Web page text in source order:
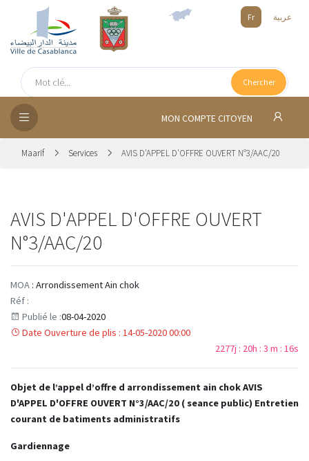
MÉDIA
Fr عربية
Chercher
MON COMPTE CITOYEN
Maarif Services AVIS D'APPEL D'OFFRE OUVERT N°3/AAC/20
AVIS D'APPEL D'OFFRE OUVERT
N°3/AAC/20
MOA : Arrondissement Ain chok
Réf :
Publié le :08-04-2020
Date Ouverture de plis : 14-05-2020 00:00
2277j : 20h : 3 m : 16s
Objet de l’appel d’offre d arrondissement ain chok AVIS
D'APPEL D'OFFRE OUVERT N°3/AAC/20 ( seance public) Entretien
courant de batiments administratifs
Gardiennage